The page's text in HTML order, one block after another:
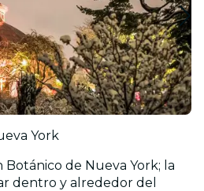
York
Botánico de Nueva York; la
dentro y alrededor del